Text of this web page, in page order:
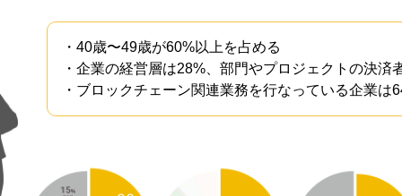
・40歳〜49歳が60%以上を占める
・企業の経営層は28%、部門やプロジェクトの決済
・ブロックチェーン関連業務を行なっている企業は